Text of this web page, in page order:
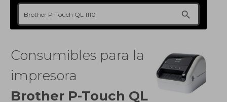
Consumibles para la
impresora
Brother P-Touch QL